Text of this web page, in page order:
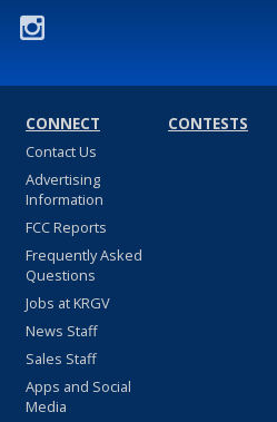
CONNECT
Contact Us
Advertising
Information
FCC Reports
Frequently Asked
Questions
Jobs at KRGV
News Staff
Sales Staff
Apps and Social
Media
CONTESTS